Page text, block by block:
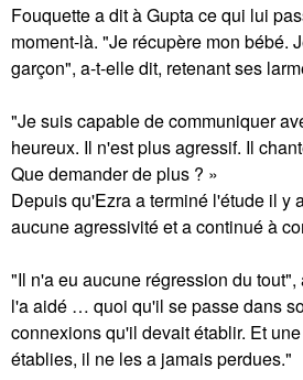
Fouquette a dit à Gupta ce qui lui
moment-là. "Je récupère mon bébé.
garçon", a-t-elle dit, retenant ses
"Je suis capable de communiquer
heureux. Il n'est plus agressif. Il
Que demander de plus ? »
Depuis qu'Ezra a terminé l'étude il y
aucune agressivité et a continué à
"Il n'a eu aucune régression du
l'a aidé … quoi qu'il se passe dans
connexions qu'il devait établir. Et
établies, il ne les a jamais perdues."